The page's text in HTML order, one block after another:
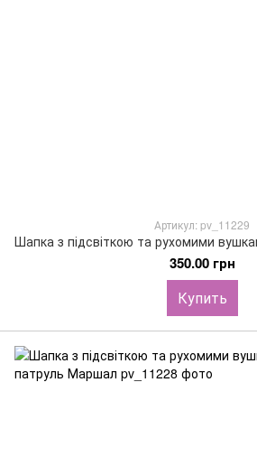
Артикул: pv_11229
350.00 грн
Купить